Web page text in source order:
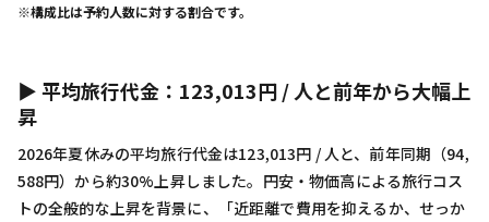
※構成比は予約人数に対する割合です。
▶ 平均旅行代金：123,013円 / 人と前年から大幅上
昇
2026年夏休みの平均旅行代金は123,013円 / 人と、前年同期（94,
588円）から約30%上昇しました。円安・物価高による旅行コス
トの全般的な上昇を背景に、「近距離で費用を抑えるか、せっか